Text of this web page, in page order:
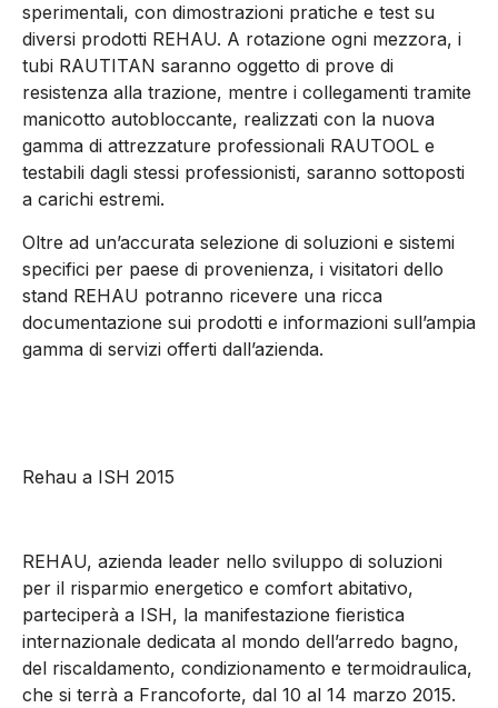
sperimentali, con dimostrazioni pratiche e test su
diversi prodotti REHAU. A rotazione ogni mezzora, i
tubi RAUTITAN saranno oggetto di prove di
resistenza alla trazione, mentre i collegamenti tramite
manicotto autobloccante, realizzati con la nuova
gamma di attrezzature professionali RAUTOOL e
testabili dagli stessi professionisti, saranno sottoposti
a carichi estremi.
Oltre ad un’accurata selezione di soluzioni e sistemi
specifici per paese di provenienza, i visitatori dello
stand REHAU potranno ricevere una ricca
documentazione sui prodotti e informazioni sull’ampia
gamma di servizi offerti dall’azienda.
Rehau a ISH 2015
REHAU, azienda leader nello sviluppo di soluzioni
per il risparmio energetico e comfort abitativo,
parteciperà a ISH, la manifestazione fieristica
internazionale dedicata al mondo dell’arredo bagno,
del riscaldamento, condizionamento e termoidraulica,
che si terrà a Francoforte, dal 10 al 14 marzo 2015.